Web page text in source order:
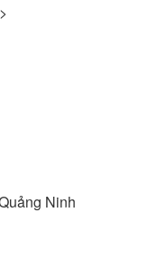
Ninh